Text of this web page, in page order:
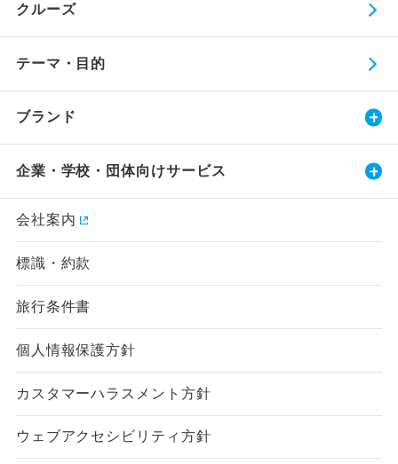
クルーズ
テーマ・目的
ブランド
企業・学校・団体向けサービス
会社案内
標識・約款
旅行条件書
個人情報保護方針
カスタマーハラスメント方針
ウェブアクセシビリティ方針